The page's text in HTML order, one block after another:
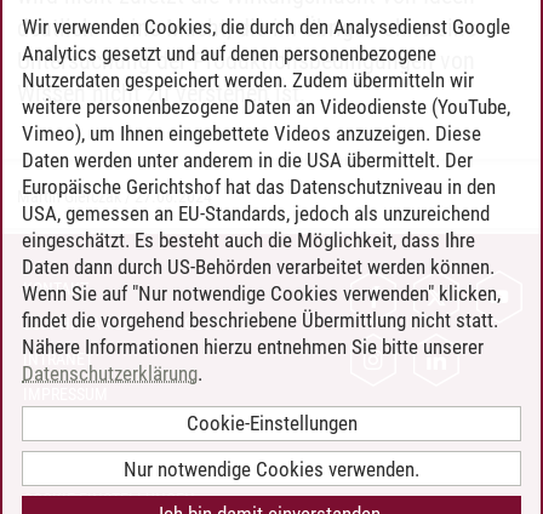
deutlich – eine Macht, die im Übrigen ohne eine
Untersuchung der Produktionsbedingungen von
Wissen nicht zu verstehen ist.
Martin Gierczak /27.06.2024
KONTAKT
LEUPHANA ALS ARBEITGEBER
INTRANET
BARRIEREFREIHEIT
COOKIE-EINSTELLUNGEN
Wir verwenden Cookies, die durch den Analysedienst Google
Analytics gesetzt und auf denen personenbezogene
Nutzerdaten gespeichert werden. Zudem übermitteln wir
weitere personenbezogene Daten an Videodienste (YouTube,
Vimeo), um Ihnen eingebettete Videos anzuzeigen. Diese
Daten werden unter anderem in die USA übermittelt. Der
Europäische Gerichtshof hat das Datenschutzniveau in den
USA, gemessen an EU-Standards, jedoch als unzureichend
eingeschätzt. Es besteht auch die Möglichkeit, dass Ihre
Daten dann durch US-Behörden verarbeitet werden können.
Wenn Sie auf "Nur notwendige Cookies verwenden" klicken,
findet die vorgehend beschriebene Übermittlung nicht statt.
Nähere Informationen hierzu entnehmen Sie bitte unserer
Datenschutzerklärung.
Cookie-Einstellungen
Nur notwendige Cookies verwenden.